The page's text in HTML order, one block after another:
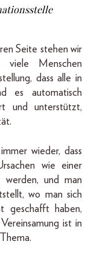
Seite stehen wir
viele Menschen
dass alle in
es automatisch
und unterstützt,
wieder, dass
wie einer
werden, und man
wo man sich
geschafft haben,
ist in